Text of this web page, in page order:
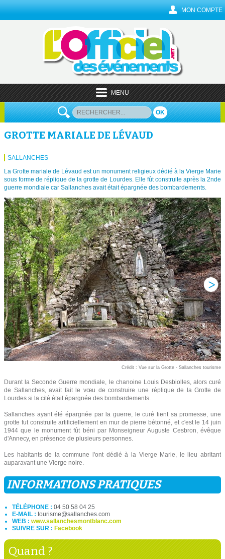
MON COMPTE
MENU
OK
GROTTE MARIALE DE LÉVAUD
SALLANCHES
La Grotte mariale de Lévaud est un monument religieux dédié à la Vierge Marie
sous forme de réplique de la grotte de Lourdes. Elle fût construite après la 2nde
guerre mondiale car Sallanches avait était épargnée des bombardements.
Crédit : Vue sur la Grotte - Sallanches tourisme
Durant la Seconde Guerre mondiale, le chanoine Louis Desbiolles, alors curé
de Sallanches, avait fait le vœu de construire une réplique de la Grotte de
Lourdes si la cité était épargnée des bombardements.
Sallanches ayant été épargnée par la guerre, le curé tient sa promesse, une
grotte fut construite artificiellement en mur de pierre bétonné, et c'est le 14 juin
1944 que le monument fût béni par Monseigneur Auguste Cesbron, évêque
d'Annecy, en présence de plusieurs personnes.
Les habitants de la commune l'ont dédié à la Vierge Marie, le lieu abritant
auparavant une Vierge noire.
INFORMATIONS PRATIQUES
TÉLÉPHONE : 04 50 58 04 25
E-MAIL : tourisme@sallanches.com
WEB : www.sallanchesmontblanc.com
SUIVRE SUR : Facebook
Quand ?